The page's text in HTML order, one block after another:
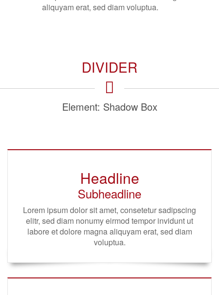
aliquyam erat, sed diam voluptua.
DIVIDER
Element: Shadow Box
Headline
Subheadline
Lorem ipsum dolor sit amet, consetetur sadipscing
elitr, sed diam nonumy eirmod tempor invidunt ut
labore et dolore magna aliquyam erat, sed diam
voluptua.